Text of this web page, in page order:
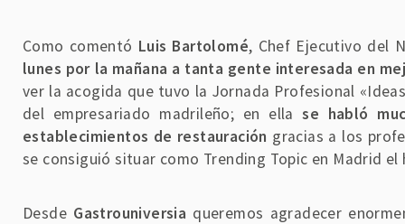
Como comentó Luis Bartolomé, Chef Ejecutivo del
lunes por la mañana a tanta gente interesada en
ver la acogida que tuvo la Jornada Profesional
del empresariado madrileño; en ellase habló
establecimientos de restauración gracias a los
se consiguió situar como Trending Topic en Madrid
Desde Gastrouniversia queremos agradecer